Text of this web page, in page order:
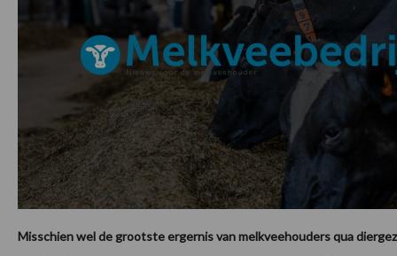
Misschien wel de grootste ergernis van melkveehouders qua